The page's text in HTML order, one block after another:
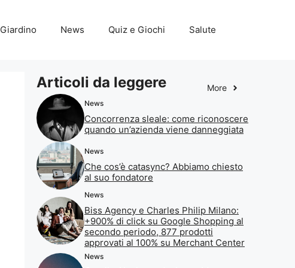
Giardino News Quiz e Giochi Salute
Articoli da leggere More
News
Concorrenza sleale: come riconoscere
quando un’azienda viene danneggiata
News
Che cos’è catasync? Abbiamo chiesto
al suo fondatore
News
Biss Agency e Charles Philip Milano:
+900% di click su Google Shopping al
secondo periodo, 877 prodotti
approvati al 100% su Merchant Center
News